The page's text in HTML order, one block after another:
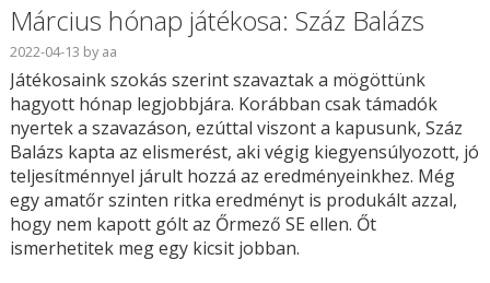
Március hónap játékosa: Száz Balázs
2022-04-13 byaa
Játékosaink szokás szerint szavaztak a mögöttünk
hagyott hónap legjobbjára. Korábban csak támadók
nyertek a szavazáson, ezúttal viszont a kapusunk, Száz
Balázs kapta az elismerést, aki végig kiegyensúlyozott, jó
teljesítménnyel járult hozzá az eredményeinkhez. Még
egy amatőr szinten ritka eredményt is produkált azzal,
hogy nem kapott gólt az Őrmező SE ellen. Őt
ismerhetitek meg egy kicsit jobban.